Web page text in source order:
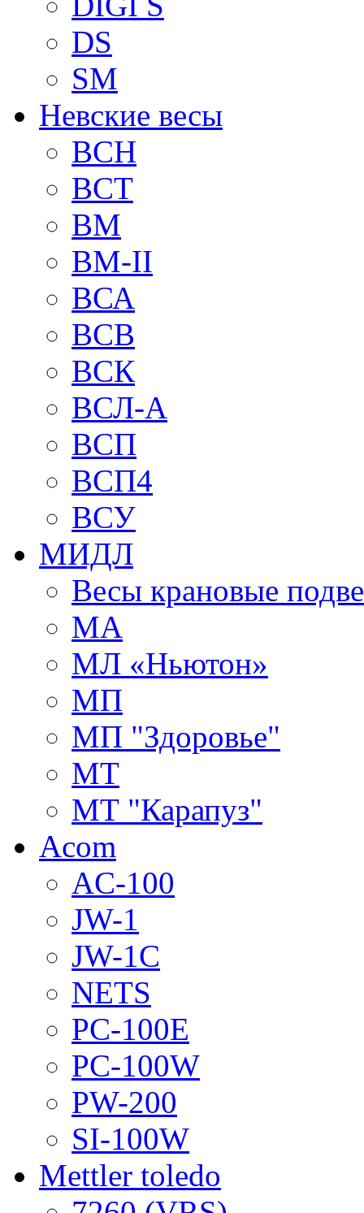
DS
SM
Невские весы
BCH
BCT
BM
BM-II
ВСА
ВСВ
ВСК
ВСЛ-А
ВСП
ВСП4
ВСУ
МИДЛ
Весы крановые
МА
МЛ «Ньютон»
МП
МП "Здоровье"
МТ
МТ "Карапуз"
Acom
AC-100
JW-1
JW-1C
NETS
PC-100E
PC-100W
PW-200
SI-100W
Mettler toledo